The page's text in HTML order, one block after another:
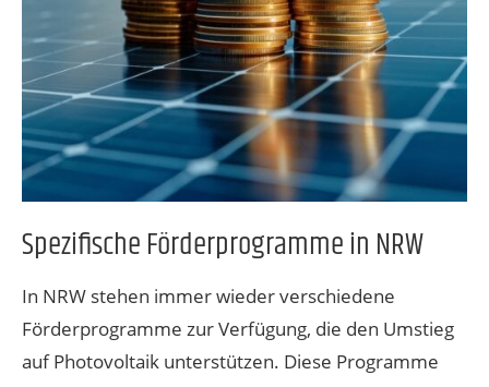
Spezifische Förderprogramme in NRW
In NRW stehen immer wieder verschiedene
Förderprogramme zur Verfügung, die den Umstieg
auf Photovoltaik unterstützen. Diese Programme